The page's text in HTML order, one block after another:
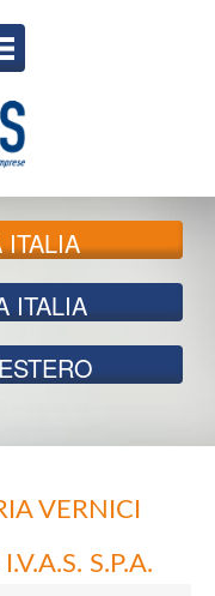
ITALIA
ITALIA
VERNICI
S.P.A.